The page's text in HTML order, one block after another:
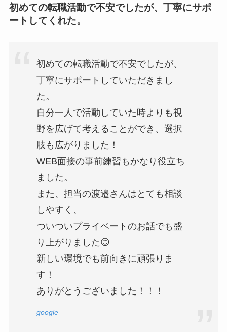
初めての転職活動で不安でしたが、丁寧にサポ
ートしてくれた。
初めての転職活動で不安でしたが、
丁寧にサポートしていただきまし
た。
自分一人で活動していた時よりも視
野を広げて考えることができ、選択
肢も広がりました！
WEB面接の事前練習もかなり役立ち
ました。
また、担当の渡邉さんはとても相談
しやすく、
ついついプライベートのお話でも盛
り上がりました😊
新しい環境でも前向きに頑張りま
す！
ありがとうございました！！！
google